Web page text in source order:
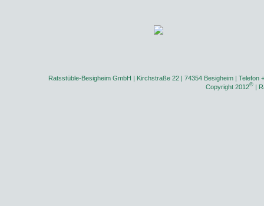
Ratsstüble-Besigheim GmbH | Kirchstraße 22 | 74354 Besigheim | Telefon
Copyright 2012© |